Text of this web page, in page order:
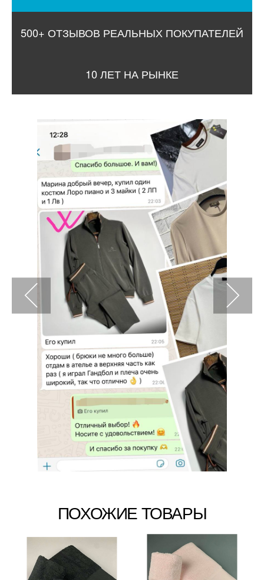
500+ ОТЗЫВОВ РЕАЛЬНЫХ ПОКУПАТЕЛЕЙ
10 ЛЕТ НА РЫНКЕ
ПОХОЖИЕ ТОВАРЫ